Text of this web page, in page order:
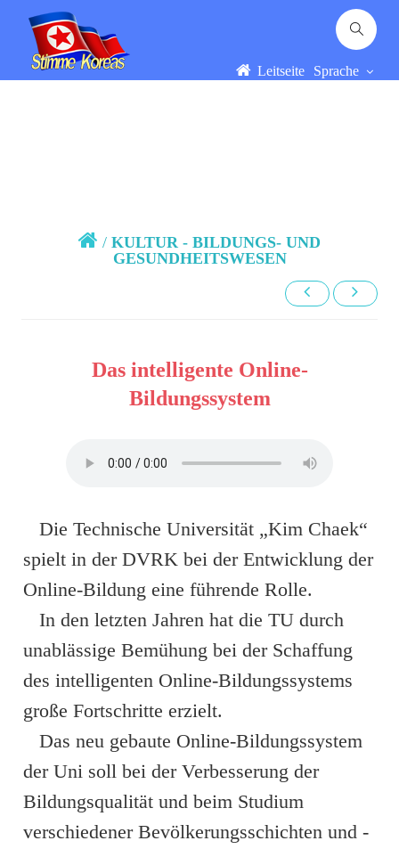
Leitseite Sprache
/ KULTUR - BILDUNGS- UND
GESUNDHEITSWESEN
Das intelligente Online-
Bildungssystem
Die Technische Universität „Kim Chaek“
spielt in der DVRK bei der Entwicklung der
Online-Bildung eine führende Rolle.
In den letzten Jahren hat die TU durch
unablässige Bemühung bei der Schaffung
des intelligenten Online-Bildungssystems
große Fortschritte erzielt.
Das neu gebaute Online-Bildungssystem
der Uni soll bei der Verbesserung der
Bildungsqualität und beim Studium
verschiedener Bevölkerungsschichten und -